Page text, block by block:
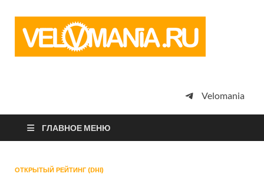
просто
Velomania
ГЛАВНОЕ МЕНЮ
ОТКРЫТЫЙ РЕЙТИНГ (DHI)